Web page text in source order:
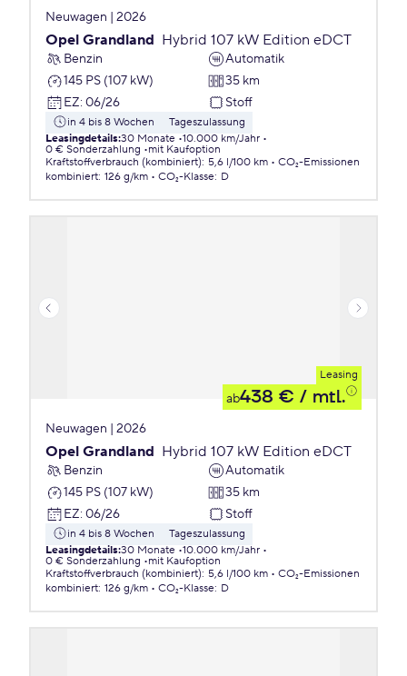
Neuwagen | 2026
Opel Grandland Hybrid 107 kW Edition eDCT
Benzin
Automatik
145 PS (107 kW)
35 km
EZ: 06/26 Stoff
in 4 bis 8 Wochen
Tageszulassung
Leasingdetails:30 Monate 10.000 km/Jahr
0 € Sonderzahlung
mit Kaufoption
Kraftstoffverbrauch (kombiniert): 5,6 l/100 km
CO₂-Emissionen
kombiniert: 126 g/km CO₂-Klasse: D
Leasing
ab438 € / mtl.
Neuwagen | 2026
Opel Grandland Hybrid 107 kW Edition eDCT
Benzin
Automatik
145 PS (107 kW)
35 km
EZ: 06/26 Stoff
in 4 bis 8 Wochen
Tageszulassung
Leasingdetails:30 Monate 10.000 km/Jahr
0 € Sonderzahlung
mit Kaufoption
Kraftstoffverbrauch (kombiniert): 5,6 l/100 km
CO₂-Emissionen
kombiniert: 126 g/km CO₂-Klasse: D